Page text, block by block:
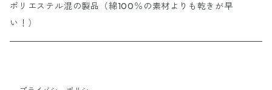
ポリエステル混の製品（綿100％の素材よりも乾きが早
い！）